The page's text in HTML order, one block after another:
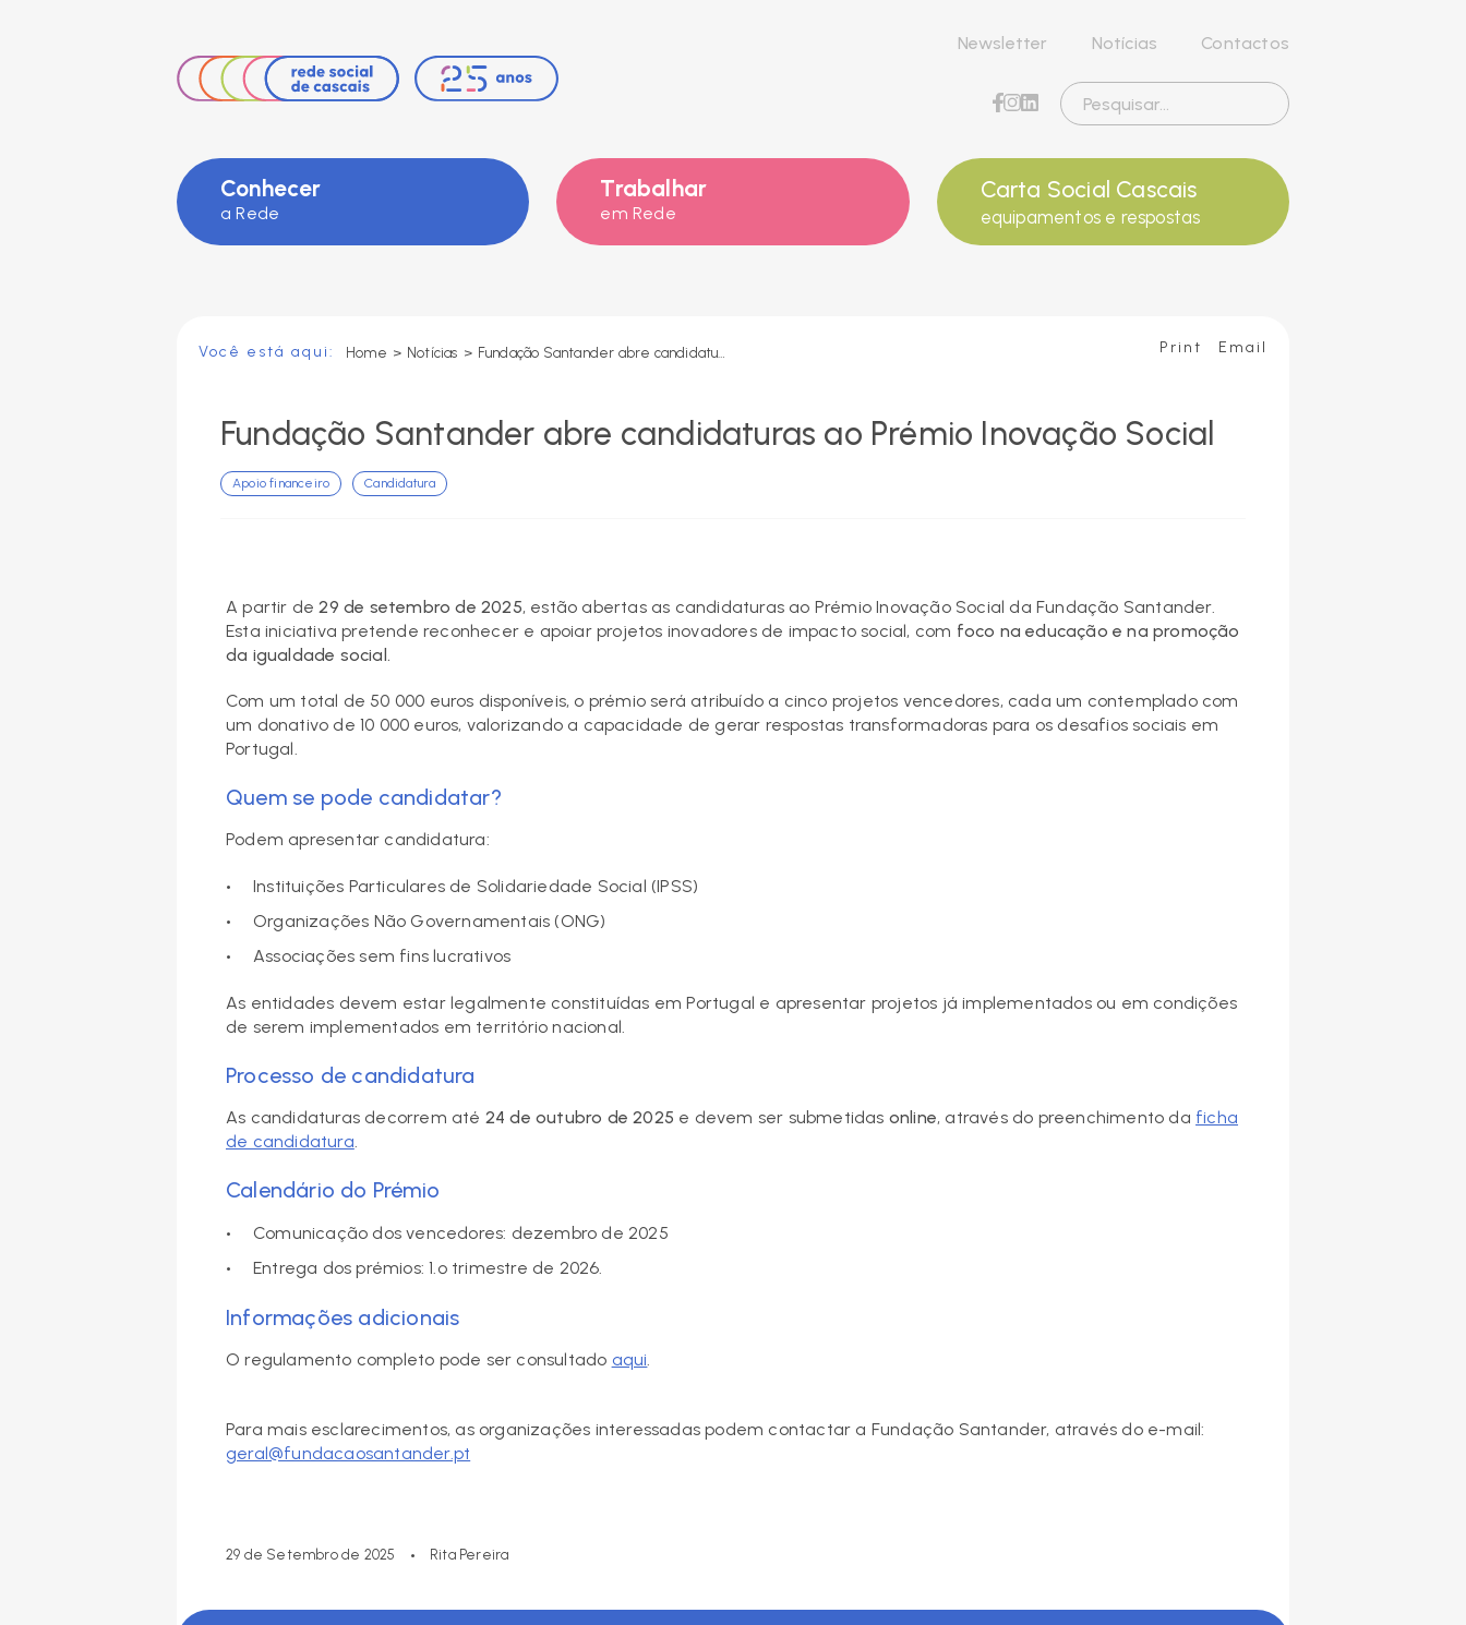
Newsletter Notícias Contactos
Conhecer
a Rede
Trabalhar
em Rede
Carta Social Cascais
equipamentos e respostas
Você está aqui: Home > Notícias > Fundação Santander abre candidaturas ao Prémio Inovação Social Print Email
Fundação Santander abre candidaturas ao Prémio Inovação Social
Apoio financeiro Candidatura
A partir de29 de setembro de 2025, estão abertas as candidaturas ao Prémio Inovação Social da Fundação Santander.
Esta iniciativa pretende reconhecer e apoiar projetos inovadores de impacto social, com foco na educação e na promoção
da igualdade social.
Com um total de 50 000 euros disponíveis, o prémio será atribuído a cinco projetos vencedores, cada um contemplado com
um donativo de 10 000 euros, valorizando a capacidade de gerar respostas transformadoras para os desafios sociais em
Portugal.
Quem se pode candidatar?
Podem apresentar candidatura:
Instituições Particulares de Solidariedade Social (IPSS)
Organizações Não Governamentais (ONG)
Associações sem fins lucrativos
As entidades devem estar legalmente constituídas em Portugal e apresentar projetos já implementados ou em condições
de serem implementados em território nacional.
Processo de candidatura
As candidaturas decorrem até 24 de outubro de 2025 e devem ser submetidas online, através do preenchimento da ficha
de candidatura.
Calendário do Prémio
Comunicação dos vencedores: dezembro de 2025
Entrega dos prémios: 1.º trimestre de 2026.
Informações adicionais
O regulamento completo pode ser consultado aqui.
Para mais esclarecimentos, as organizações interessadas podem contactar a Fundação Santander, através do e-mail:
geral@fundacaosantander.pt
29 de Setembro de 2025 • Rita Pereira